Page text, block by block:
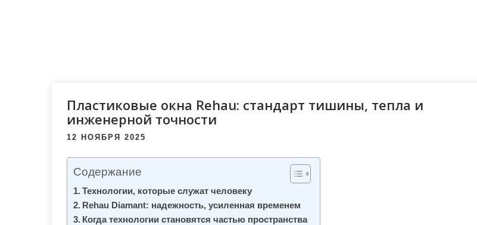
Пластиковые окна Rehau: стандарт тишины, тепла и
инженерной точности
12 НОЯБРЯ 2025
Содержание
Технологии, которые служат человеку
Rehau Diamant: надежность, усиленная временем
Когда технологии становятся частью пространства